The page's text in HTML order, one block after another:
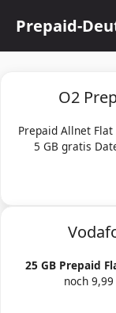
Inhalt
springen
Prepaid-
O2
Prepaid Allnet
5 GB gratis
25 GB Prepaid
noch